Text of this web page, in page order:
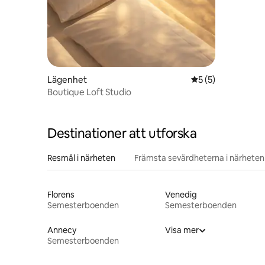
Lägenhet 5 av 5 i
5 (5)
Boutique Loft Studio
Destinationer att utforska
Resmål i närheten Främsta sevärdheterna i närheten
Florens
Semesterboenden
Venedig
Semesterboenden
Annecy
Semesterboenden
Visa mer